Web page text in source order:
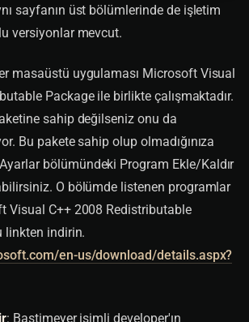
sayfanın üst bölümlerinde de işletim
versiyonlar mevcut.
masaüstü uygulaması Microsoft Visual
Package ile birlikte çalışmaktadır.
sahip değilseniz onu da
Bu pakete sahip olup olmadığınıza
bölümündeki Program Ekle/Kaldır
O bölümde listenen programlar
Visual C++ 2008 Redistributable
linkten indirin.
en-us/download/details.aspx?
: Bastimeyer isimli developer'ın